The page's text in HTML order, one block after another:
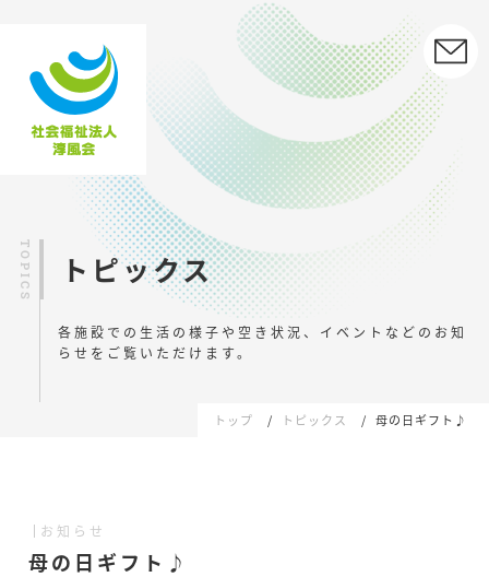
トピックス
各施設での生活の様子や空き状況、イベントなどの お知
らせをご覧いただけます。
トップ トピックス 母の日ギフト♪
お知らせ
母の日ギフト♪